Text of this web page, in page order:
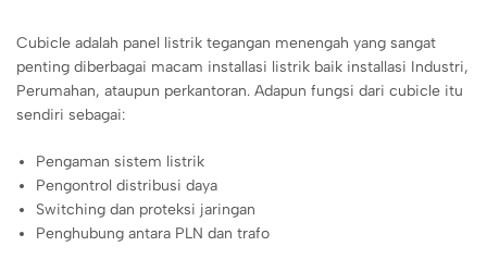
Cubicle adalah panel listrik tegangan menengah yang sangat
penting diberbagai macam installasi listrik baik installasi Industri,
Perumahan, ataupun perkantoran. Adapun fungsi dari cubicle itu
sendiri sebagai:
Pengaman sistem listrik
Pengontrol distribusi daya
Switching dan proteksi jaringan
Penghubung antara PLN dan trafo